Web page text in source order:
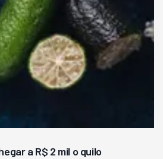
a R$ 2 mil o quilo